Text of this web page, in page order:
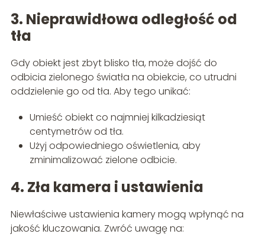
3. Nieprawidłowa odległość od
tła
Gdy obiekt jest zbyt blisko tła, może dojść do
odbicia zielonego światła na obiekcie, co utrudni
oddzielenie go od tła. Aby tego unikać:
Umieść obiekt co najmniej kilkadziesiąt
centymetrów od tła.
Użyj odpowiedniego oświetlenia, aby
zminimalizować zielone odbicie.
4. Zła kamera i ustawienia
Niewłaściwe ustawienia kamery mogą wpłynąć na
jakość kluczowania. Zwróć uwagę na: